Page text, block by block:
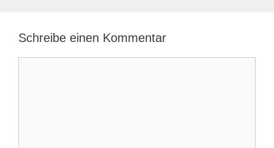
Schreibe einen Kommentar